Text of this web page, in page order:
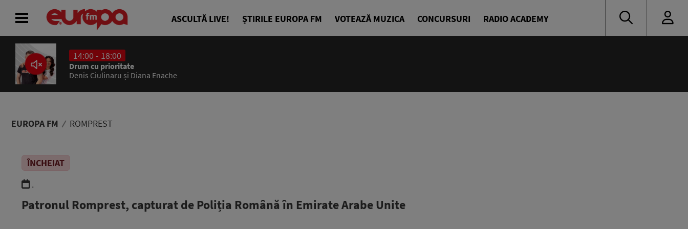
ASCULTĂ LIVE! ȘTIRILE EUROPA FM VOTEAZĂ MUZICA CONCURSURI RADIO ACADEMY
14:00 - 18:00
Drum cu prioritate
Denis Ciulinaru și Diana Enache
EUROPA FM ROMPREST
ÎNCHEIAT
.
Patronul Romprest, capturat de Poliția Română în Emirate Arabe Unite
ACASĂ
ȘTIRI
PODCAST
ASCULTĂ LIVE